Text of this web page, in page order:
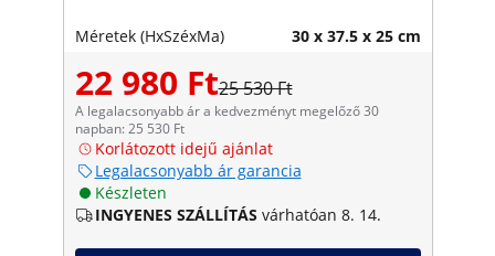
Méretek (HxSzéxMa) 30 x 37.5 x 25 cm
22 980 Ft25 530 Ft
A legalacsonyabb ár a kedvezményt megelőző 30
napban: 25 530 Ft
Korlátozott idejű ajánlat
Legalacsonyabb ár garancia
Készleten
INGYENES SZÁLLÍTÁS várhatóan 8. 14.